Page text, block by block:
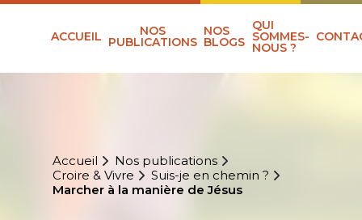
ACCUEIL NOS
PUBLICATIONS
NOS
BLOGS
QUI
SOMMES-
NOUS ?
Accueil
Nos publications
Croire & Vivre
Suis-je en chemin ?
Marcher à la manière de Jésus